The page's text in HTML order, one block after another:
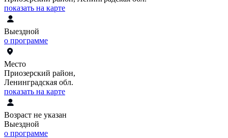
показать на карте
Выездной
о программе
Место
Приозерский район,
Ленинградская обл.
показать на карте
Возраст не указан
Выездной
о программе